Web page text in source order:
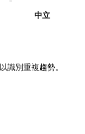
中立
識別重複趨勢。